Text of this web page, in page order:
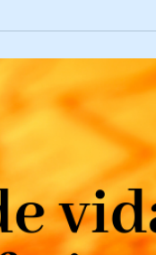
MAESTRO
experiencial, en su
rafting es más que una
escenario...